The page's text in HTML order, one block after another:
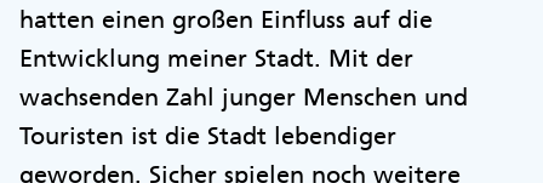
hatten einen großen Einfluss auf die
Entwicklung meiner Stadt. Mit der
wachsenden Zahl junger Menschen und
Touristen ist die Stadt lebendiger
geworden. Sicher spielen noch weitere